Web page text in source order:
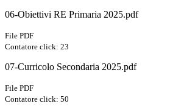
06-Obiettivi RE Primaria 2025.pdf
File PDF
Contatore click: 23
07-Curricolo Secondaria 2025.pdf
File PDF
Contatore click: 50